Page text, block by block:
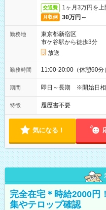
交通費 1ヶ月3万円を
月収例 30万円～
勤務地
東京都新宿区
市ケ谷駅から徒歩3分
放送
勤務時間 11:00-20:00（休憩60分
期間 即日～長期 ※開始日相
特徴 履歴書不要
気になる！
完全在宅＊時給2000円
集やテロップ確認